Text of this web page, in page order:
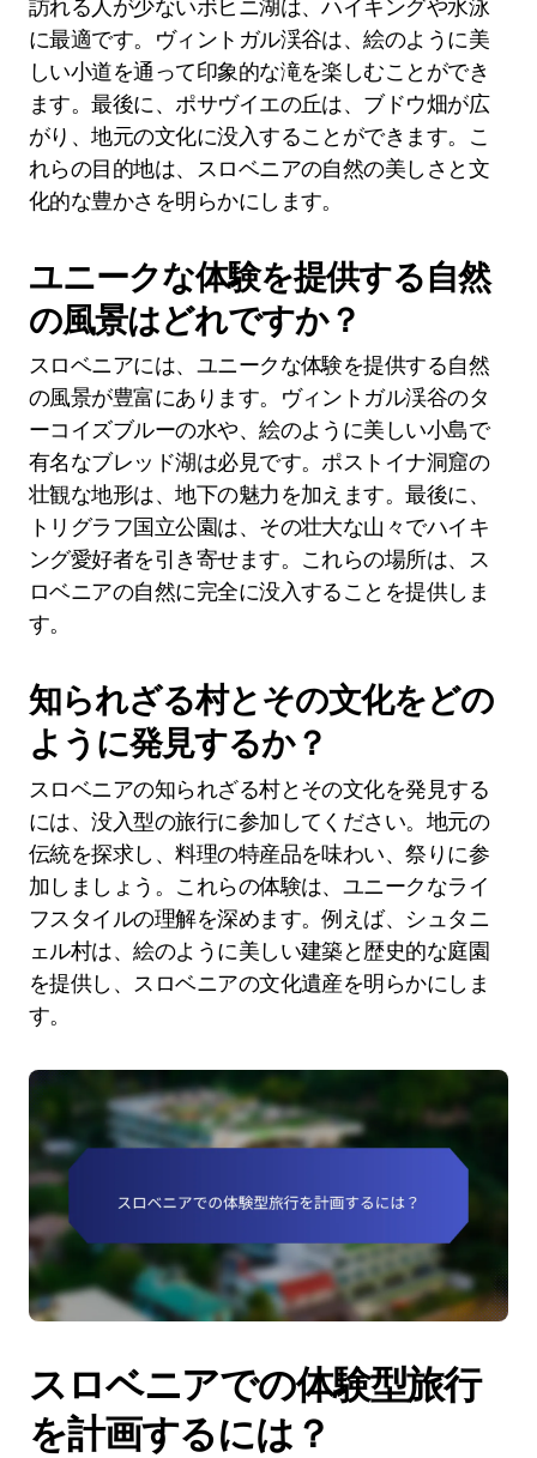
訪れる人が少ないボヒニ湖は、ハイキングや水泳
に最適です。ヴィントガル渓谷は、絵のように美
しい小道を通って印象的な滝を楽しむことができ
ます。最後に、ポサヴイエの丘は、ブドウ畑が広
がり、地元の文化に没入することができます。こ
れらの目的地は、スロベニアの自然の美しさと文
化的な豊かさを明らかにします。
ユニークな体験を提供する自然
の風景はどれですか？
スロベニアには、ユニークな体験を提供する自然
の風景が豊富にあります。ヴィントガル渓谷のタ
ーコイズブルーの水や、絵のように美しい小島で
有名なブレッド湖は必見です。ポストイナ洞窟の
壮観な地形は、地下の魅力を加えます。最後に、
トリグラフ国立公園は、その壮大な山々でハイキ
ング愛好者を引き寄せます。これらの場所は、ス
ロベニアの自然に完全に没入することを提供しま
す。
知られざる村とその文化をどの
ように発見するか？
スロベニアの知られざる村とその文化を発見する
には、没入型の旅行に参加してください。地元の
伝統を探求し、料理の特産品を味わい、祭りに参
加しましょう。これらの体験は、ユニークなライ
フスタイルの理解を深めます。例えば、シュタニ
ェル村は、絵のように美しい建築と歴史的な庭園
を提供し、スロベニアの文化遺産を明らかにしま
す。
スロベニアでの体験型旅行
を計画するには？